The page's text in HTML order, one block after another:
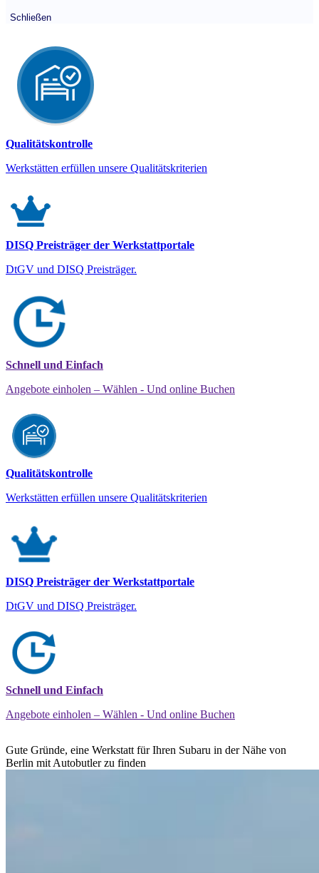
Schließen
Qualitätskontrolle
Werkstätten erfüllen unsere Qualitätskriterien
DISQ Preisträger der Werkstattportale
DtGV und DISQ Preisträger.
Schnell und Einfach
Angebote einholen – Wählen - Und online Buchen
Qualitätskontrolle
Werkstätten erfüllen unsere Qualitätskriterien
DISQ Preisträger der Werkstattportale
DtGV und DISQ Preisträger.
Schnell und Einfach
Angebote einholen – Wählen - Und online Buchen
Gute Gründe, eine Werkstatt für Ihren Subaru in der Nähe von
Berlin mit Autobutler zu finden